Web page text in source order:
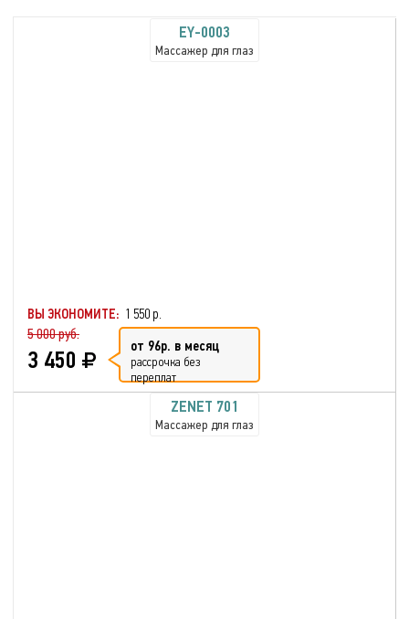
EY-0003
Массажер для глаз
ВЫ ЭКОНОМИТЕ: 1 550 р.
5 000 руб.
3 450 от 96р. в месяц
рассрочка без
переплат
ZENET 701
Массажер для глаз